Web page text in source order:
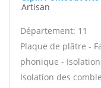
Artisan
Département: 11
Plaque de plâtre -
phonique -
Isolation des